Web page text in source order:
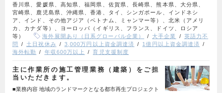
香川県、愛媛県、高知県、福岡県、佐賀県、長崎県、熊本県、大分県、
宮崎県、鹿児島県、沖縄県、香港、タイ、シンガポール、インドネシ
ア、インド、その他アジア（ベトナム、ミャンマー等）、北米（アメリ
カ、カナダ等）、ヨーロッパ（イギリス、フランス、ドイツ、ロシア
等）
海外展開あり（日系グローバル企業） 大手企業
英語力不
問
土日祝休み 3,000万円以上資金調達済
1億円以上資金調達済
海外転勤
年収600万以上 育児支援制度
主に作業所の施工管理業務（建築）をご担
当いただきます。
■業務内容 地域のランドマークとなる都市再生プロジェクト